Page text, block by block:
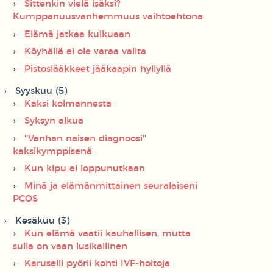
Sittenkin vielä isäksi?
Kumppanuusvanhemmuus vaihtoehtona
Elämä jatkaa kulkuaan
Köyhällä ei ole varaa valita
Pistoslääkkeet jääkaapin hyllyllä
Syyskuu (5)
Kaksi kolmannesta
Syksyn alkua
''Vanhan naisen diagnoosi''
kaksikymppisenä
Kun kipu ei loppunutkaan
Minä ja elämänmittainen seuralaiseni
PCOS
Kesäkuu (3)
Kun elämä vaatii kauhallisen, mutta
sulla on vaan lusikallinen
Karuselli pyörii kohti IVF-hoitoja